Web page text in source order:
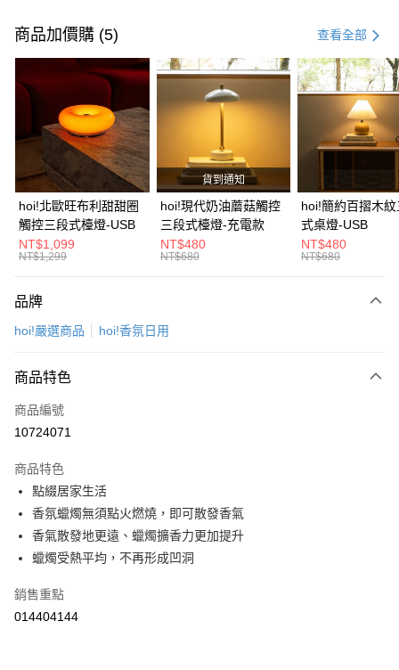
信用卡一次付款
信用卡分期付款
3 期 0 利率 每期 21家銀行
合作金庫商業銀行
第一商業銀行
華南商業銀行
彰化商業銀行
上海商業儲蓄銀行
台北富邦商業銀行
國泰世華商業銀行
兆豐國際商業銀行
臺灣中小企業銀行
台中商業銀行
匯豐（台灣）商業銀行
華泰商業銀行
聯邦商業銀行
遠東國際商業銀行
元大商業銀行
台灣樂天信用卡公司
6 期 0 利率 每期NT$230 21家銀行
合作金庫商業銀行
第一商業銀行
華南商業銀行
彰化商業銀行
上海商業儲蓄銀行
台北富邦商業銀行
國泰世華商業銀行
兆豐國際商業銀行
臺灣中小企業銀行
台中商業銀行
匯豐（台灣）商業銀行
聯邦商業銀行
玉山商業銀行
台灣樂天信用卡公司
LINE Pay
Apple Pay
街口支付
AFTEE先享後付
【關於「AFTEE先享後付」】
AFTEE先享後付是「在收到商品之後才付款」的支付方式。 讓您購物簡單
便利好安心！
３．安心：先確認商品／服務後，再付款。
【「AFTEE先享後付」結帳流程】
結帳頁面，進行簡訊認證並確認金額後，即可完成結帳。
３．收到繳費通知簡訊後14天內，點擊此簡訊中的連結，可透過四大超商／
ATM／網路銀行／等多元方式進行付款，方視為交易完成。
購買商品的店家。未經商家同意取消之訂單仍視為有效，需透過AFTEE先享
後付繳納相關費用。
※ 交易是否成功請以「AFTEE先享後付 」之結帳頁面顯示為準，若有關於
是否繳費成功／繳費後需取消欲退款等相關疑問，請聯繫「AFTEE先享後付
【注意事項】
每筆NT$99，滿NT$799(含以上)免運費
商品加價購 (5) 查看全部
hoi!北歐旺布利甜甜圈
觸控三段式檯燈-USB
NT$1,099
NT$1,299
貨到通知
hoi!現代奶油蘑菇觸控
三段式檯燈-充電款
NT$480
NT$680
hoi!簡約百摺木
式桌燈-USB
NT$480
NT$680
品牌
hoi!嚴選商品 hoi!香氛日用
商品特色
商品編號
10724071
商品特色
點綴居家生活
香氛蠟燭無須點火燃燒，即可散發香氣
香氣散發地更遠、蠟燭擴香力更加提升
蠟燭受熱平均，不再形成凹洞
銷售重點
014404144